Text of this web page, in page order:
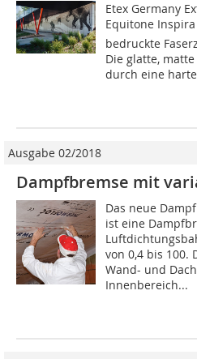
Etex Germany
Equitone
bedruckte
Die glatte,
durch eine
Ausgabe 02/2018
Dampfbremse mit
Das neue
ist eine
von 0,4 bis 100.
Wand- und
Innenbereich...